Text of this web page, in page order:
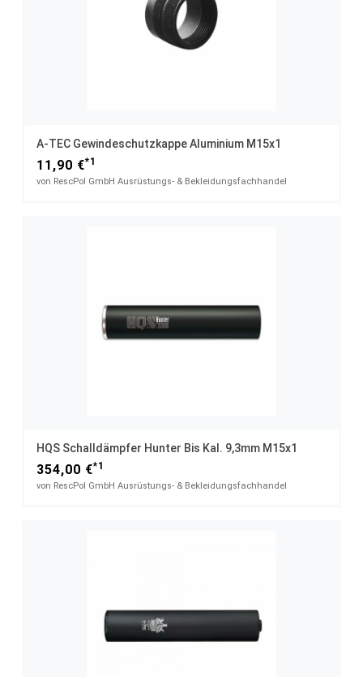
A-TEC Gewindeschutzkappe Aluminium M15x1
11,90 €*1
von RescPol GmbH Ausrüstungs- & Bekleidungsfachhandel
HQS Schalldämpfer Hunter Bis Kal. 9,3mm M15x1
354,00 €*1
von RescPol GmbH Ausrüstungs- & Bekleidungsfachhandel